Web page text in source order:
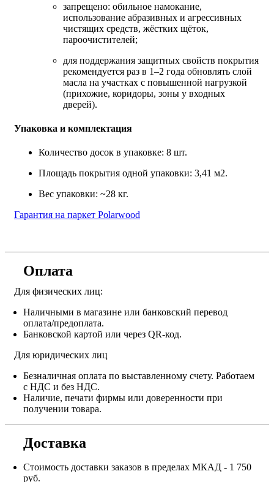
запрещено: обильное намокание,
использование абразивных и агрессивных
чистящих средств, жёстких щёток,
пароочистителей;
для поддержания защитных свойств покрытия
рекомендуется раз в 1–2 года обновлять слой
масла на участках с повышенной нагрузкой
(прихожие, коридоры, зоны у входных
дверей).
Упаковка и комплектация
Количество досок в упаковке: 8 шт.
Площадь покрытия одной упаковки: 3,41 м2.
Вес упаковки: ~28 кг.
Гарантия на паркет Polarwood
Оплата
Для физических лиц:
Наличными в магазине или банковский перевод
оплата/предоплата.
Банковской картой или через QR-код.
Для юридических лиц
Безналичная оплата по выставленному счету. Работаем
с НДС и без НДС.
Наличие, печати фирмы или доверенности при
получении товара.
Доставка
Стоимость доставки заказов в пределах МКАД - 1 750
руб.